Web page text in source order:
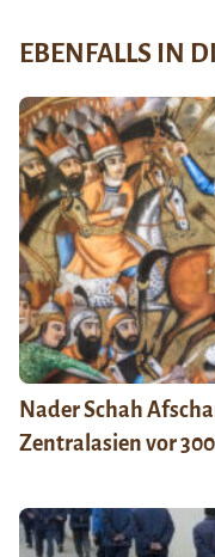
EBENFALLS IN
Nader Schah
Zentralasien vor